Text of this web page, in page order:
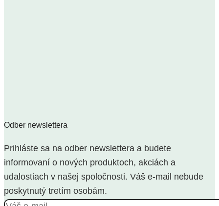
Odber newslettera
Prihláste sa na odber newslettera a budete
informovaní o nových produktoch, akciách a
udalostiach v našej spoločnosti. Váš e-mail nebude
poskytnutý tretím osobám.